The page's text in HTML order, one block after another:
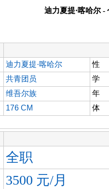
迪力夏提·喀哈尔 -
迪力夏提·喀哈尔
性
共青团员
学
维吾尔族
年
176 CM 体
全职
3500 元/月